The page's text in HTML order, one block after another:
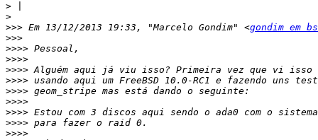
>
>
>>> Em 13/12/2013 19:33, "Marcelo Gondim" <gondim em
>>>
>>>>
>>>>
>>>>
>>>>
>>>>
>>>>
>>>>
>>>>
>>>>